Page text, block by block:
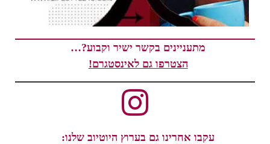
מתעניינים בקשר ישיר וקבוע?…
הצטרפו גם לאינסטגרם!
עקבו אחרינו גם בערוץ היוטיוב שלנו: